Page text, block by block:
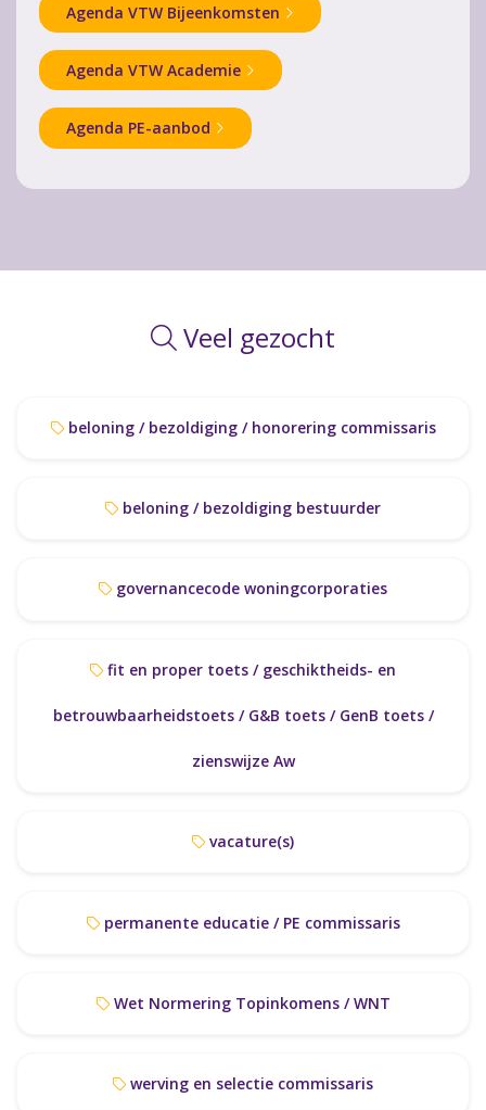
Agenda VTW Bijeenkomsten
Agenda VTW Academie
Agenda PE-aanbod
Veel gezocht
beloning / bezoldiging / honorering commissaris
beloning / bezoldiging bestuurder
governancecode woningcorporaties
betrouwbaarheidstoets / G&B toets / GenB toets /
zienswijze Aw
vacature(s)
permanente educatie / PE commissaris
Wet Normering Topinkomens / WNT
werving en selectie commissaris